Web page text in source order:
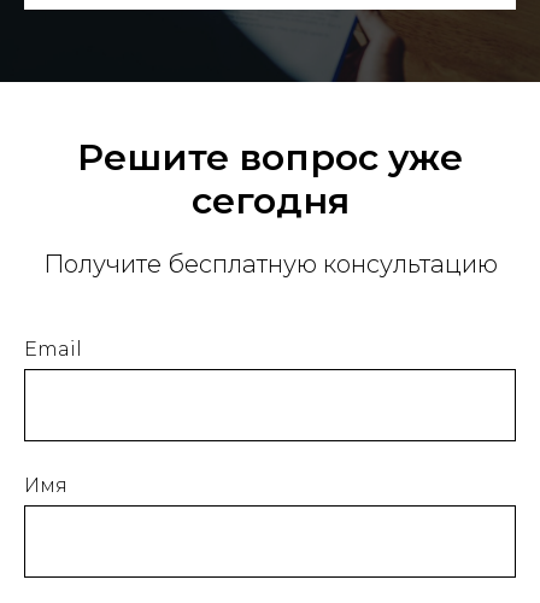
Решите вопрос уже
сегодня
Получите бесплатную консультацию
Email
Имя